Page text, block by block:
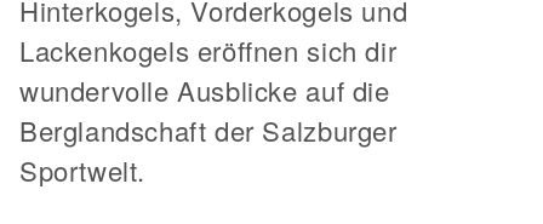
Hinterkogels, Vorderkogels und
Lackenkogels eröffnen sich dir
wundervolle Ausblicke auf die
Berglandschaft der Salzburger
Sportwelt.